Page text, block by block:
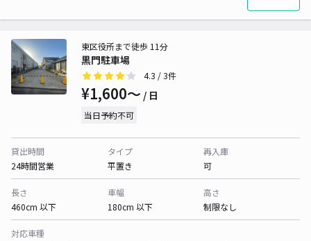
黒門駐車場
東区役所まで徒歩 11分
4.3 / 3件
¥1,600〜 / 日
当日予約不可
貸出時間
24時間営業
タイプ
平置き
再入庫
可
長さ
460cm 以下
車幅
180cm 以下
高さ
制限なし
対応車種